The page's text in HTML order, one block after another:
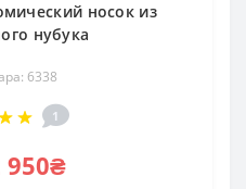
носок из
нубука
6338
1
950₴